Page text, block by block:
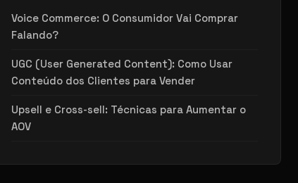
Voice Commerce: O Consumidor Vai Comprar
Falando?
UGC (User Generated Content): Como Usar
Conteúdo dos Clientes para Vender
Upsell e Cross-sell: Técnicas para Aumentar o
AOV